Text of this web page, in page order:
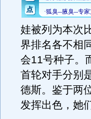
娃被列为本次
界排名各不相
会11号种子。
首轮对手分别
德斯。鉴于两
发挥出色，她